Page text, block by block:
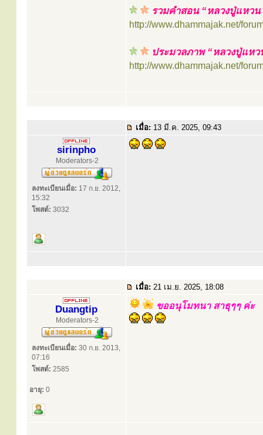
รวมคำสอน “หลวงปู่แหว
http://www.dhammajak.net/
ประมวลภาพ “หลวงปู่แห
http://www.dhammajak.net/
เมื่อ: 13 มี.ค. 2025, 09:43
sirinpho
Moderators-2
ลงทะเบียนเมื่อ: 17 ก.ย. 2012,
15:32
โพสต์: 3032
เมื่อ: 21 เม.ย. 2025, 18:08
Duangtip
Moderators-2
ลงทะเบียนเมื่อ: 30 ก.ย. 2013,
07:16
โพสต์: 2585
อายุ: 0
ขออนุโมทนา สาธุๆๆ ค่ะ